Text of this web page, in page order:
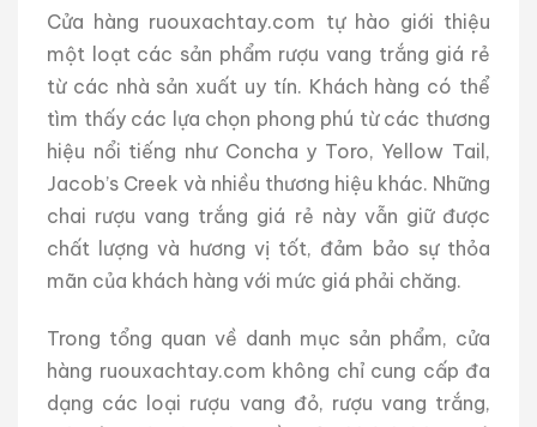
Cửa hàng ruouxachtay.com tự hào giới thiệu
một loạt các sản phẩm rượu vang trắng giá rẻ
từ các nhà sản xuất uy tín. Khách hàng có thể
tìm thấy các lựa chọn phong phú từ các thương
hiệu nổi tiếng như Concha y Toro, Yellow Tail,
Jacob’s Creek và nhiều thương hiệu khác. Những
chai rượu vang trắng giá rẻ này vẫn giữ được
chất lượng và hương vị tốt, đảm bảo sự thỏa
mãn của khách hàng với mức giá phải chăng.
Trong tổng quan về danh mục sản phẩm, cửa
hàng ruouxachtay.com không chỉ cung cấp đa
dạng các loại rượu vang đỏ, rượu vang trắng,